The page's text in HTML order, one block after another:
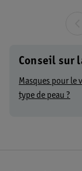
Conseil sur
Masques pour le
type de peau ?